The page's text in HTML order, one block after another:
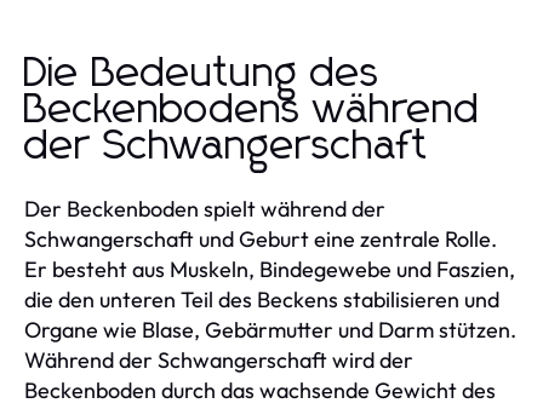
Die Bedeutung des
Beckenbodens während
der Schwangerschaft
Der Beckenboden spielt während der
Schwangerschaft und Geburt eine zentrale Rolle.
Er besteht aus Muskeln, Bindegewebe und Faszien,
die den unteren Teil des Beckens stabilisieren und
Organe wie Blase, Gebärmutter und Darm stützen.
Während der Schwangerschaft wird der
Beckenboden durch das wachsende Gewicht des